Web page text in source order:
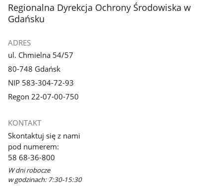
stopka
Regionalna Dyrekcja Ochrony Środowiska w
Gdańsku
ADRES
ul. Chmielna 54/57
80-748 Gdańsk
NIP 583-304-72-93
Regon 22-07-00-750
KONTAKT
Skontaktuj się z nami
pod numerem:
58 68-36-800
W dni robocze
w godzinach: 7:30-15:30